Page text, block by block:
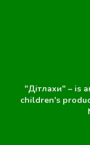
"Дітлахи" – is
children's